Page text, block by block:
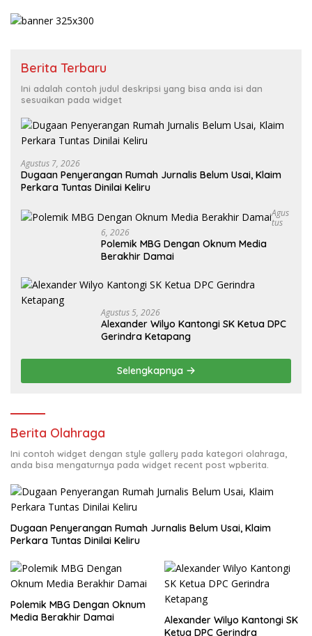
Berita Terbaru
Ini adalah contoh judul deskripsi yang bisa anda isi dan
sesuaikan pada widget
Agustus 7, 2026
Dugaan Penyerangan Rumah Jurnalis Belum Usai, Klaim
Perkara Tuntas Dinilai Keliru
Agus
Tus
6, 2026
Polemik MBG Dengan Oknum Media
Berakhir Damai
Agustus 5, 2026
Alexander Wilyo Kantongi SK Ketua DPC
Gerindra Ketapang
Selengkapnya
Berita Olahraga
Ini contoh widget dengan style gallery pada kategori olahraga,
anda bisa mengaturnya pada widget recent post wpberita.
Dugaan Penyerangan Rumah Jurnalis Belum Usai, Klaim
Perkara Tuntas Dinilai Keliru
Polemik MBG Dengan Oknum
Media Berakhir Damai
Alexander Wilyo Kantongi SK
Ketua DPC Gerindra